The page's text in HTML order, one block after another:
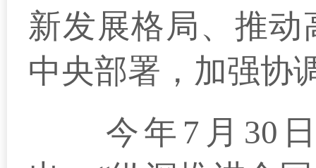
新发展格局、推
中央部署，加强协
今年7月30日